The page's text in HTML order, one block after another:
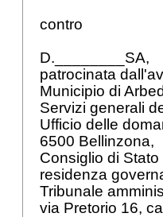
contro
D.________SA,
patrocinata
Municipio di
Servizi generali
Ufficio delle
6500 Bellinzona,
Consiglio di
residenza
Tribunale
via Pretorio 16,